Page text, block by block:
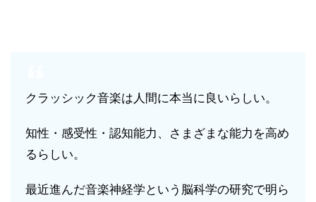
クラッシック音楽は人間に本当に良いらしい。
知性・感受性・認知能力、さまざまな能力を高め
るらしい。
最近進んだ音楽神経学という脳科学の研究で明ら